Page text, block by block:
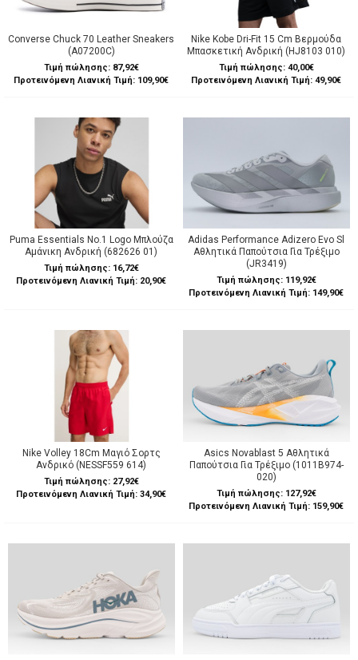
Converse Chuck 70 Leather Sneakers
(A07200C)
Τιμή πώλησης: 87,92€
Προτεινόμενη Λιανική Τιμή: 109,90€
Nike Kobe Dri-Fit 15 Cm Βερμούδα
Μπασκετική Ανδρική (HJ8103 010)
Τιμή πώλησης: 40,00€
Προτεινόμενη Λιανική Τιμή: 49,90€
Puma Essentials No.1 Logo Μπλούζα
Αμάνικη Ανδρική (682626 01)
Τιμή πώλησης: 16,72€
Προτεινόμενη Λιανική Τιμή: 20,90€
Adidas Performance Adizero Evo Sl
Αθλητικά Παπούτσια Για Τρέξιμο
(JR3419)
Τιμή πώλησης: 119,92€
Προτεινόμενη Λιανική Τιμή: 149,90€
Nike Volley 18Cm Μαγιό Σορτς
Ανδρικό (NESSF559 614)
Τιμή πώλησης: 27,92€
Προτεινόμενη Λιανική Τιμή: 34,90€
Asics Novablast 5 Αθλητικά
Παπούτσια Για Τρέξιμο (1011B974-
020)
Τιμή πώλησης: 127,92€
Προτεινόμενη Λιανική Τιμή: 159,90€